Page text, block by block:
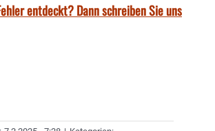
entdeckt? Dann schreiben Sie uns